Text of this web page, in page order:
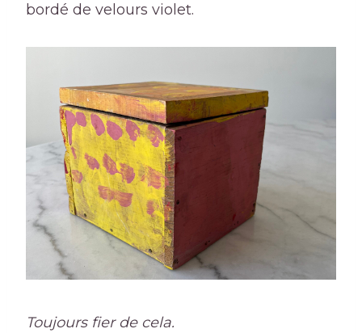
bordé de velours violet.
Toujours fier de cela.